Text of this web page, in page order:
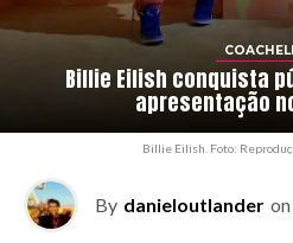
Billie Eilish conquista
apresentação
Billie Eilish. Foto:
By danieloutlander on